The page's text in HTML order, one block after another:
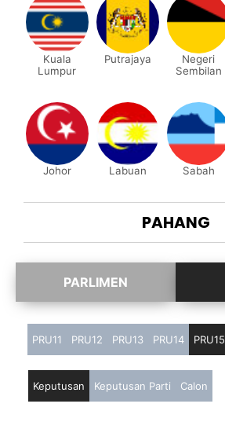
Kuala
Lumpur
Putrajaya
Negeri
Sembilan
Johor Labuan Sabah
PAHANG
PRU11 PRU12 PRU13 PRU14 PRU15
Keputusan Keputusan Parti Calon